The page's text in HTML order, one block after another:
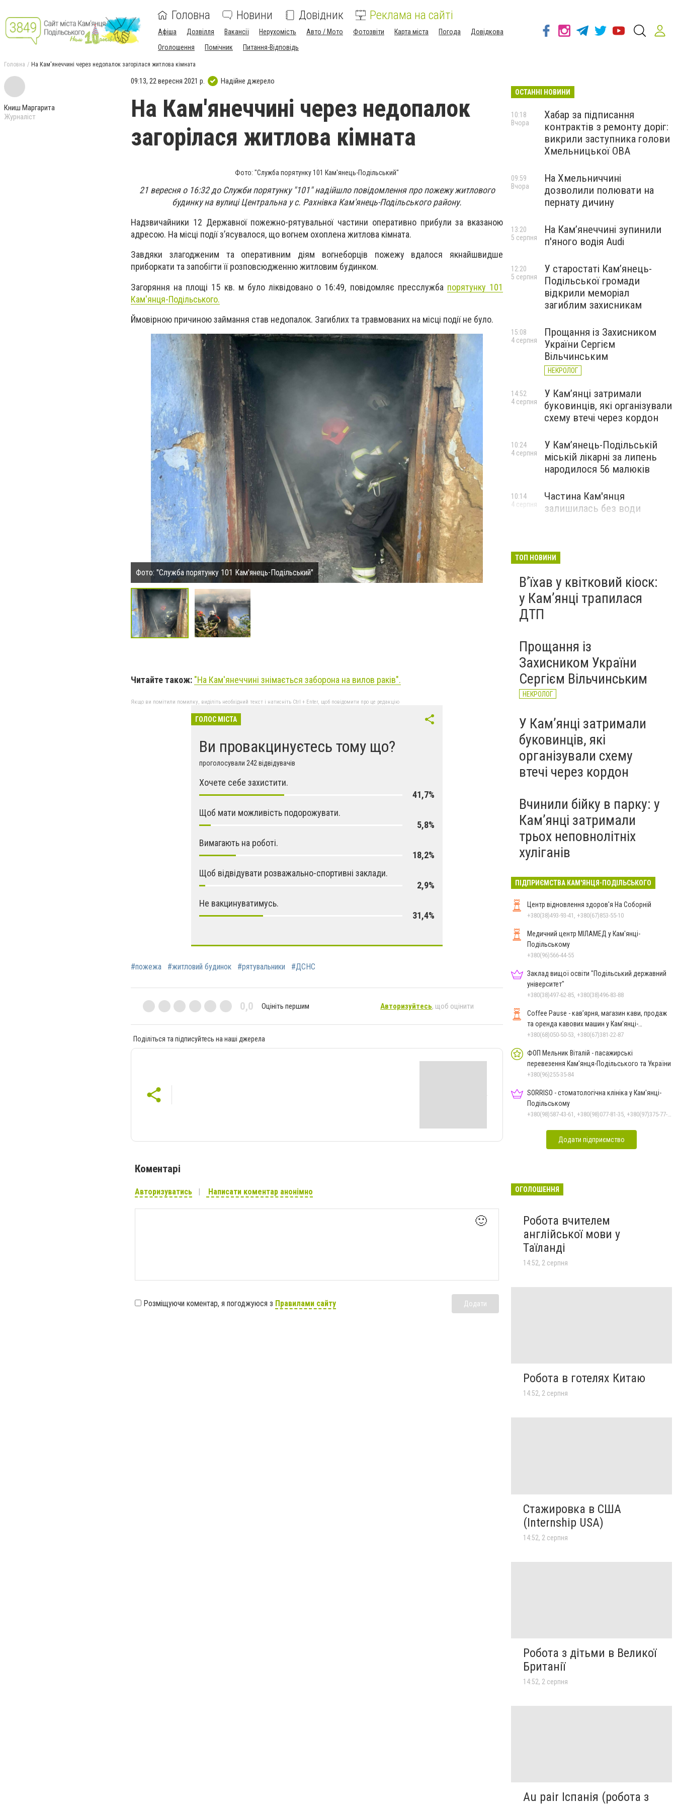
Головна Новини Довідник Реклама на сайті
Афіша Дозвілля Вакансії Нерухомість Авто / Мото Фотозвіти Карта міста Погода
Довідкова
Оголошення
Помічник Питання-Відповідь
Головна На Кам'янеччині через недопалок загорілася житлова кімната
Книш Маргарита
Журналіст
09:13, 22 вересня 2021 р. Надійне джерело
На Кам'янеччині через недопалок
загорілася житлова кімната
Фото: "Служба порятунку 101 Кам'янець-Подільський"
21 вересня о 16:32 до Служби порятунку "101" надійшло повідомлення про пожежу житлового
будинку на вулиці Центральна у с. Рахнівка Кам'янець-Подільського району.
Надзвичайники 12 Державної пожежно-рятувальної частини оперативно прибули за вказаною
адресою. На місці події з’ясувалося, що вогнем охоплена житлова кімната.
Завдяки злагодженим та оперативним діям вогнеборців пожежу вдалося якнайшвидше
приборкати та запобігти її розповсюдженню житловим будинком.
Загоряння на площі 15 кв. м було ліквідовано о 16:49, повідомляє пресслужба порятунку 101
Кам'янця-Подільського.
Ймовірною причиною займання став недопалок. Загиблих та травмованих на місці події не було.
Фото: "Служба порятунку 101 Кам'янець-Подільський"
Читайте також: "На Кам'янеччині знімається заборона на вилов раків".
Якщо ви помітили помилку, виділіть необхідний текст і натисніть Ctrl + Enter, щоб повідомити про це редакцію
ГОЛОС МІСТА
Ви провакцинуєтесь тому що?
проголосували 242 відвідувачів
Хочете себе захистити.
41,7%
Щоб мати можливість подорожувати.
5,8%
Вимагають на роботі.
18,2%
Щоб відвідувати розважально-спортивні заклади.
2,9%
Не вакцинуватимусь.
31,4%
#пожежа #житловий будинок #рятувальники #ДСНС
0,0 Оцініть першим Авторизуйтесь, щоб оцінити
Поділіться та підписуйтесь на наші джерела
Коментарі
Авторизуватись Написати коментар анонімно
🙂
Розміщуючи коментар, я погоджуюся з Правилами сайту Додати
ОСТАННІ НОВИНИ
Хабар за підписання
контрактів з ремонту доріг:
викрили заступника голови
Хмельницької ОВА
10:18
Вчора
На Хмельниччині
дозволили полювати на
пернату дичину
09:59
Вчора
На Камʼянеччині зупинили
п'яного водія Audi
13:20
5 серпня
У старостаті Кам’янець-
Подільської громади
відкрили меморіал
загиблим захисникам
12:20
5 серпня
Прощання із Захисником
України Сергієм
Вільчинським
НЕКРОЛОГ
15:08
4 серпня
У Кам’янці затримали
буковинців, які організували
схему втечі через кордон
14:52
4 серпня
У Кам’янець-Подільській
міській лікарні за липень
народилося 56 малюків
10:24
4 серпня
Частина Кам'янця
залишилась без води
10:14
4 серпня
ТОП НОВИНИ
Вʼїхав у квітковий кіоск:
у Камʼянці трапилася
ДТП
Прощання із
Захисником України
Сергієм Вільчинським
НЕКРОЛОГ
У Кам’янці затримали
буковинців, які
організували схему
втечі через кордон
Вчинили бійку в парку: у
Кам’янці затримали
трьох неповнолітніх
хуліганів
ПІДПРИЄМСТВА КАМ'ЯНЦЯ-ПОДІЛЬСЬКОГО
Центр відновлення здоров'я На Соборній
+380(38)493-93-41, +380(67)853-55-10
Медичний центр МІЛАМЕД у Кам'янці-
Подільському
+380(96)566-44-55
Заклад вищої освіти "Подільський державний
університет"
+380(38)497-62-85, +380(38)496-83-88
Coffee Pause - кав’ярня, магазин кави, продаж
та оренда кавових машин у Кам’янці-
Подільському
+380(68)050-50-53, +380(67)381-22-87
ФОП Мельник Віталій - пасажирські
перевезення Кам’янця-Подільського та України
+380(96)255-35-84
SORRISO - стоматологічна клініка у Кам'янці-
Подільському
+380(98)587-43-61, +380(98)077-81-35, +380(97)375-77-72, +380(97)982-31-07
Додати підприємство
ОГОЛОШЕННЯ
Робота вчителем
англійської мови у
Таїланді
14:52, 2 серпня
Робота в готелях Китаю
14:52, 2 серпня
Стажировка в США
(Internship USA)
14:52, 2 серпня
Робота з дітьми в Великої
Британії
14:52, 2 серпня
Au pair Іспанія (робота з